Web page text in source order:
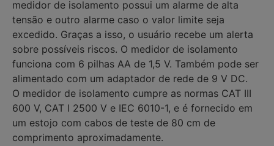
medidor de isolamento possui um alarme de alta
tensão e outro alarme caso o valor limite seja
excedido. Graças a isso, o usuário recebe um alerta
sobre possíveis riscos. O medidor de isolamento
funciona com 6 pilhas AA de 1,5 V. Também pode ser
alimentado com um adaptador de rede de 9 V DC.
O medidor de isolamento cumpre as normas CAT III
600 V, CAT I 2500 V e IEC 6010-1, e é fornecido em
um estojo com cabos de teste de 80 cm de
comprimento aproximadamente.